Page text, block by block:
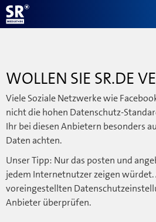
WOLLEN SIE SR.DE
Viele Soziale Netzwerke wie
nicht die hohen Datenschutz-
Ihr bei diesen Anbietern besonders
Daten achten.
Unser Tipp: Nur das posten und
jedem Internetnutzer zeigen
voreingestellten
Anbieter überprüfen.